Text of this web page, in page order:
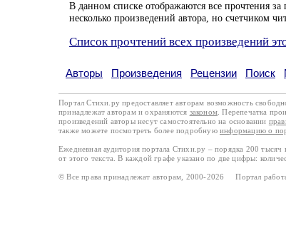
В данном списке отображаются все прочтения
несколько произведений автора, но счетчиком
Список прочтений всех произведений
Авторы Произведения Рецензии Поиск
Портал Стихи.ру предоставляет авторам возможность
принадлежат авторам и охраняются законом . Перепечатка
произведений авторы несут самостоятельно на основании
также можете посмотреть более подробную информацию о
Ежедневная аудитория портала Стихи.ру – порядка 200
от этого текста. В каждой графе указано по две цифры:
© Все права принадлежат авторам, 2000-2026 Портал